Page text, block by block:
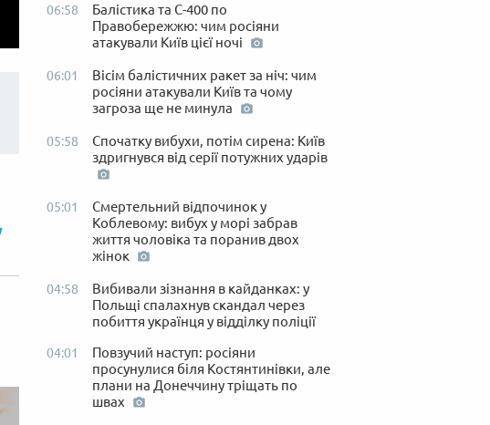
06:58
Балістика та С-400 по
Правобережжю: чим росіяни
атакували Київ цієї ночі
06:01
Вісім балістичних ракет за ніч: чим
росіяни атакували Київ та чому
загроза ще не минула
05:58
Спочатку вибухи, потім сирена: Київ
здригнувся від серії потужних ударів
05:01
Смертельний відпочинок у
Коблевому: вибух у морі забрав
життя чоловіка та поранив двох
жінок
04:58
Вибивали зізнання в кайданках: у
Польщі спалахнув скандал через
побиття українця у відділку поліції
04:01
Повзучий наступ: росіяни
просунулися біля Костянтинівки, але
плани на Донеччину тріщать по
швах